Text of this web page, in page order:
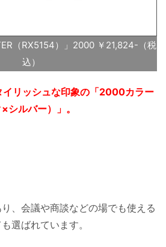
（RX5154）」2000 ￥21,824-（税
込）
イリッシュな印象の「2000カラー
シルバー）」。
、会議や商談などの場でも使える
選ばれています。